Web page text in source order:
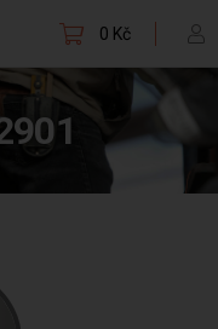
0 Kč